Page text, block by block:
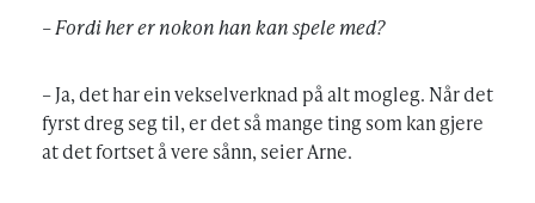
– Fordi her er nokon han kan spele med?
– Ja, det har ein vekselverknad på alt mogleg. Når det
fyrst dreg seg til, er det så mange ting som kan gjere
at det fortset å vere sånn, seier Arne.